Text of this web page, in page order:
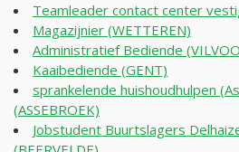
Teamleader contact center
Magazijnier (WETTEREN)
Administratief Bediende
Kaaibediende (GENT)
sprankelende huishoudhulpen
(ASSEBROEK)
Jobstudent Buurtslagers